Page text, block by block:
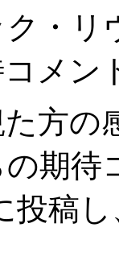
ク・
メン
方の
期待
投稿